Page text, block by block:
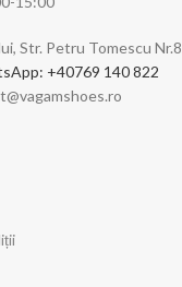
Str. Petru Tomescu Nr.8
+40769 140 822